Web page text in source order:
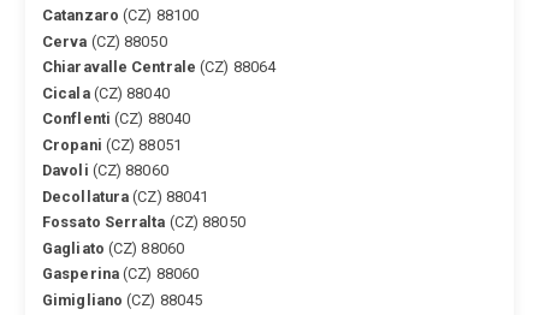
Catanzaro (CZ) 88100
Cerva (CZ) 88050
Chiaravalle Centrale (CZ) 88064
Cicala(CZ) 88040
Conflenti (CZ) 88040
Cropani (CZ) 88051
Davoli (CZ) 88060
Decollatura (CZ) 88041
Fossato Serralta (CZ) 88050
Gagliato (CZ) 88060
Gasperina(CZ) 88060
Gimigliano (CZ) 88045